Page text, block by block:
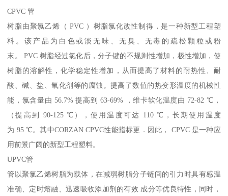
CPVC 管
树脂由聚氯乙烯（ PVC ）树脂氯化改性制得，是一种新型工程塑
料。该产品为白色或淡无味、无臭、无毒的疏松颗粒或粉
末。 PVC 树脂经过氯化后，分子键的不规则性增加，极性增加，使
树脂的溶解性，化学稳定性增加，从而提高了材料的耐热性、耐
酸、碱、盐、氧化剂等的腐蚀。提高了数值的热变形温度的机械性
能，氯含量由 56.7% 提高到 63-69% ，维卡软化温度由 72-82 ℃，
（提高到 90-125 ℃），使用温度可达 110 ℃，长期使用温度
为 95 ℃。其中CORZAN CPVC性能指标更．因此， CPVC 是一种应
用前景广阔的新型工程塑料。
UPVC管
管以聚氯乙烯树脂为载体，在减弱树脂分子链间的引力时具有感温
准确、定时熔融、迅速吸收添加剂的有效 成分等优良特性，同时，